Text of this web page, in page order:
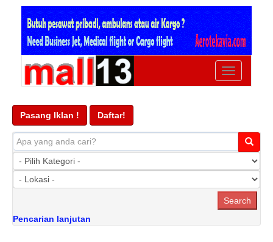
Ubah
navigasi
Pasang Iklan ! Daftar!
Pencarian lanjutan